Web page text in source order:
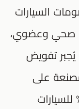
السيارات
صحي وعضوي،
يُجبر تفويض
على
مزيج مبيعات بنسبة 33% للسيارات